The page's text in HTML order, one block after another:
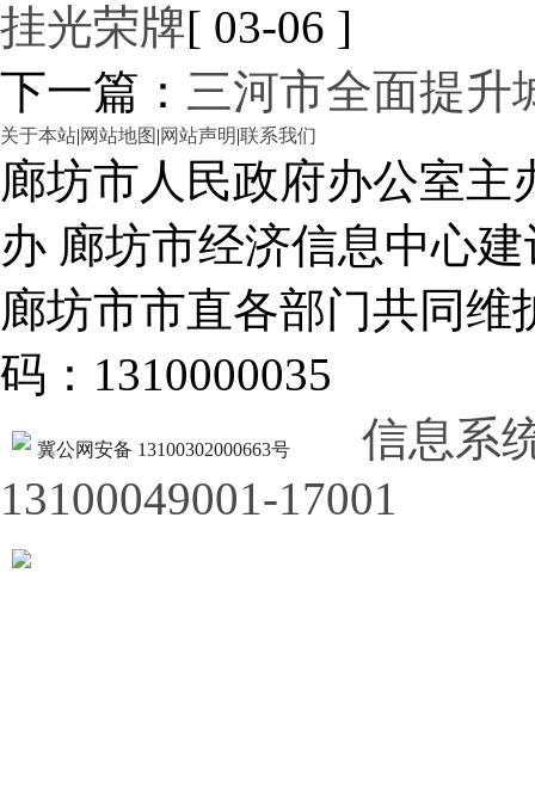
挂光荣牌[ 03-06 ]
下一篇： 三河市全面提升
关于本站|网站地图 |网站声明|联系我们
廊坊市人民政府办公室
办 廊坊市经济信息中心建
廊坊市市直各部门共同
码：1310000035
冀公网安备 13100302000663号
信息系
13100049001-17001